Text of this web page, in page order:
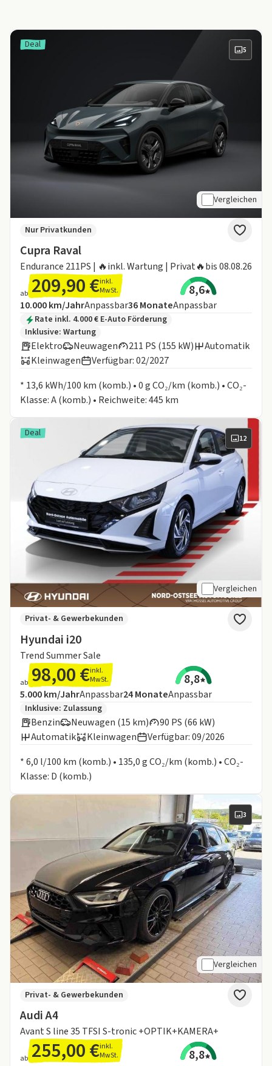
5
Deal
Vergleichen
Cupra Raval
Endurance 211PS | 🔥inkl. Wartung | Privat🔥bis 08.08.26
Nur Privatkunden
ab 209,90 €inkl.
MwSt.
8,6
Angebotsdetails:
Inklusive Laufleistung
10.000 km/JahrAnpassbarLaufzeit
36MonateAnpassbar
Zusätzliche Fahrzeuginformationen:
Rate inkl. 4.000 € E-Auto Förderung
Inklusive: Wartung
Elektro Neuwagen 211 PS (155 kW)
Automatik
Kleinwagen
Verfügbar: 02/2027
* 13,6 kWh/100 km (komb.) • 0 g CO₂/km (komb.) • CO₂-
Klasse: A (komb.) • Reichweite: 445 km
12
Deal
Vergleichen
Hyundai i20
Trend Summer Sale
Privat- & Gewerbekunden
ab 98,00 €inkl.
MwSt.
8,8
Angebotsdetails:
Inklusive Laufleistung
5.000 km/JahrAnpassbarLaufzeit
24MonateAnpassbar
Zusätzliche Fahrzeuginformationen:
Inklusive: Zulassung
Benzin Neuwagen (15 km)
90 PS (66 kW)
Automatik
Kleinwagen
Verfügbar: 09/2026
* 6,0 l/100 km (komb.) • 135,0 g CO₂/km (komb.) • CO₂-
Klasse: D (komb.)
3
Vergleichen
Audi A4
Avant S line 35 TFSI S-tronic +OPTIK+KAMERA+
Privat- & Gewerbekunden
ab 255,00 €inkl.
MwSt.
8,8